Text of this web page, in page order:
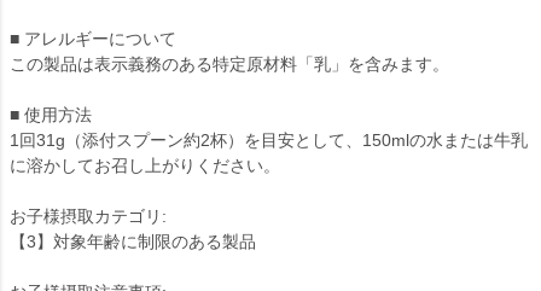
■ アレルギーについて
この製品は表示義務のある特定原材料「乳」を含みます。
■ 使用方法
1回31g（添付スプーン約2杯）を目安として、150mlの水または牛乳
に溶かしてお召し上がりください。
お子様摂取カテゴリ:
【3】対象年齢に制限のある製品